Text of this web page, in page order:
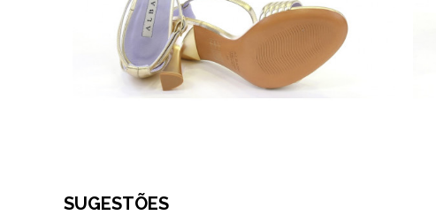
SUGESTÕES